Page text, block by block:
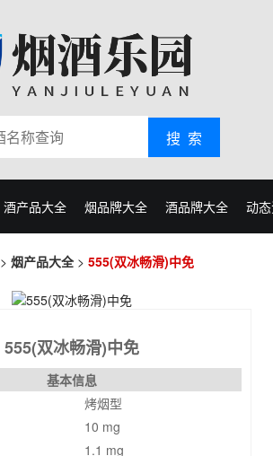
搜 索
酒产品大全 烟品牌大全 酒品牌大全 动
> 烟产品大全> 555(双冰畅滑)中免
555(双冰畅滑)中免
基本信息
烤烟型
10 mg
1.1 mg